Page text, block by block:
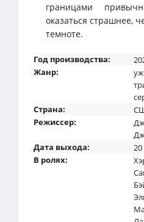
границами
оказаться страшнее,
темноте.
Год производства:
Жанр:
Страна:
Режиссер:
Дата выхода:
В ролях: